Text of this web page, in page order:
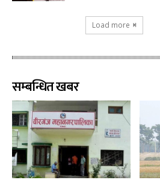
Load more
सम्बन्धित खबर